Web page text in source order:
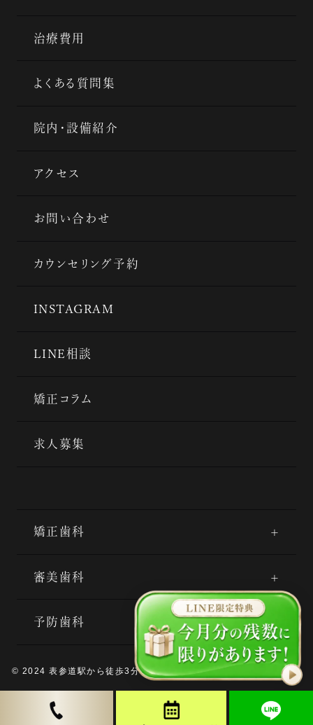
治療費用
よくある質問集
院内・設備紹介
アクセス
お問い合わせ
カウンセリング予約
INSTAGRAM
LINE相談
矯正コラム
求人募集
矯正歯科
審美歯科
予防歯科
© 2024 表参道駅から徒歩3分の矯正歯科 表参道AK歯科・矯正歯科.